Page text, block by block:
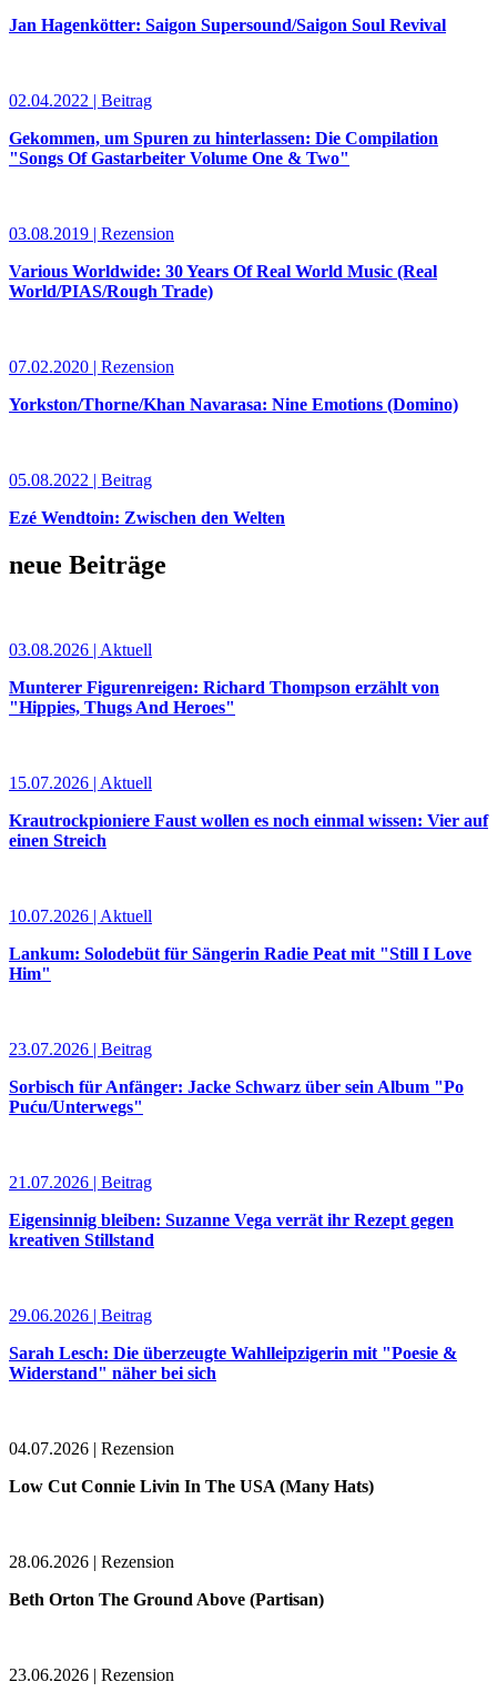
Jan Hagenkötter: Saigon Supersound/Saigon Soul Revival
02.04.2022 | Beitrag
Gekommen, um Spuren zu hinterlassen: Die Compilation
"Songs Of Gastarbeiter Volume One & Two"
03.08.2019 | Rezension
Various Worldwide: 30 Years Of Real World Music (Real
World/PIAS/Rough Trade)
07.02.2020 | Rezension
Yorkston/Thorne/Khan Navarasa: Nine Emotions (Domino)
05.08.2022 | Beitrag
Ezé Wendtoin: Zwischen den Welten
neue Beiträge
03.08.2026 | Aktuell
Munterer Figurenreigen: Richard Thompson erzählt von
"Hippies, Thugs And Heroes"
15.07.2026 | Aktuell
Krautrockpioniere Faust wollen es noch einmal wissen: Vier auf
einen Streich
10.07.2026 | Aktuell
Lankum: Solodebüt für Sängerin Radie Peat mit "Still I Love
Him"
23.07.2026 | Beitrag
Sorbisch für Anfänger: Jacke Schwarz über sein Album "Po
Puću/Unterwegs"
21.07.2026 | Beitrag
Eigensinnig bleiben: Suzanne Vega verrät ihr Rezept gegen
kreativen Stillstand
29.06.2026 | Beitrag
Sarah Lesch: Die überzeugte Wahlleipzigerin mit "Poesie &
Widerstand" näher bei sich
04.07.2026 | Rezension
Low Cut Connie Livin In The USA (Many Hats)
28.06.2026 | Rezension
Beth Orton The Ground Above (Partisan)
23.06.2026 | Rezension